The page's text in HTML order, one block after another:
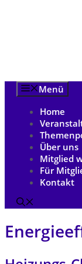
Menü
Home
Über uns
Mitglied
Für
Kontakt